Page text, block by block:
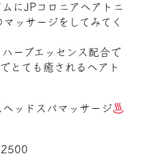
にJPコロニアヘアトニ
ッサージをしてみてく
ーブエッセンス配合で
とても癒されるヘアト
ッドスパマッサージ